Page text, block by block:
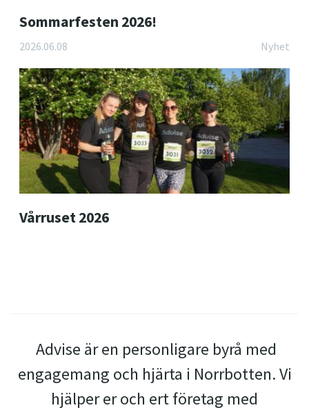
Sommarfesten 2026!
2026.06.08 Nyhet
Vårruset 2026
Advise är en personligare byrå med
engagemang och hjärta i Norrbotten. Vi
hjälper er och ert företag med